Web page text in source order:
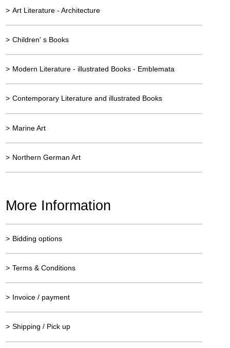
> Art Literature - Architecture
> Children' s Books
> Modern Literature - illustrated Books - Emblemata
> Contemporary Literature and illustrated Books
> Marine Art
> Northern German Art
More Information
> Bidding options
> Terms & Conditions
> Invoice / payment
> Shipping / Pick up